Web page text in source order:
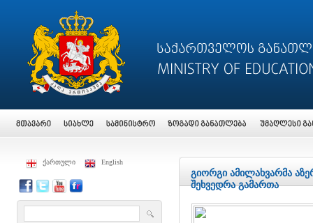
ქართული English
გიორგი ამილახვარმა
შეხვედრა გამართა